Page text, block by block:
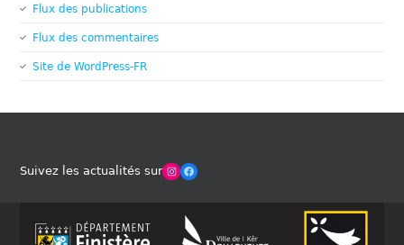
Flux des publications
Flux des commentaires
Site de WordPress-FR
Suivez les actualités surWinches Club OfficielFacebook